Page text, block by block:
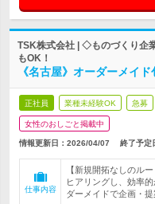
TSK株式会社 | ◇ものづくり
もOK！
《名古屋》オーダーメイ
正社員 業種未経験OK 急募
女性のおしごと掲載中
情報更新日：2026/04/07 終了予定
仕事内容
【新規開拓なしのル
ヒアリングし、効率
ダーメイドで企画・提